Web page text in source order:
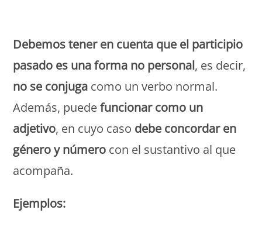
Debemos tener en cuenta que el participio
pasado es una forma no personal, es decir,
no se conjuga como un verbo normal.
Además, puedefuncionar como un
adjetivo, en cuyo caso debe concordar en
género y número con el sustantivo al que
acompaña.
Ejemplos: